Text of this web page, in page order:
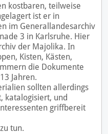
kostbaren, teilweise
ist er in
im Generallandesarchiv
3 in Karlsruhe. Hier
der Majolika. In
Kisten, Kästen,
die Dokumente
Jahren.
sollten allerdings
katalogisiert, und
griffbereit
tun.